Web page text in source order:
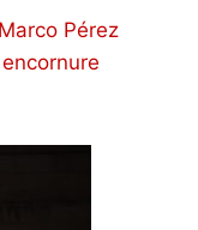
Pérez